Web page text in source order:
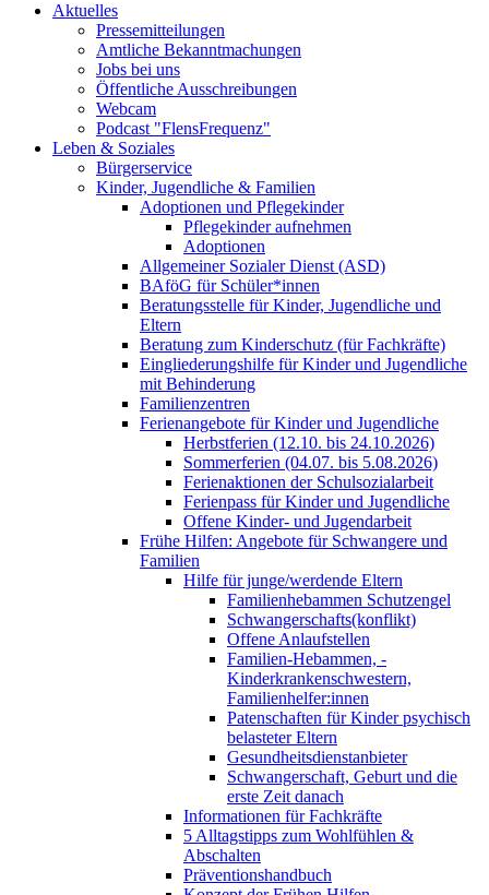
Aktuelles
Pressemitteilungen
Amtliche Bekanntmachungen
Jobs bei uns
Öffentliche Ausschreibungen
Webcam
Podcast "FlensFrequenz"
Leben & Soziales
Bürgerservice
Kinder, Jugendliche & Familien
Adoptionen und Pflegekinder
Pflegekinder aufnehmen
Adoptionen
Allgemeiner Sozialer Dienst (ASD)
BAföG für Schüler*innen
Beratungsstelle für Kinder, Jugendliche und
Eltern
Beratung zum Kinderschutz (für Fachkräfte)
Eingliederungshilfe für Kinder und Jugendliche
mit Behinderung
Familienzentren
Ferienangebote für Kinder und Jugendliche
Herbstferien (12.10. bis 24.10.2026)
Sommerferien (04.07. bis 5.08.2026)
Ferienaktionen der Schulsozialarbeit
Ferienpass für Kinder und Jugendliche
Offene Kinder- und Jugendarbeit
Frühe Hilfen: Angebote für Schwangere und
Familien
Hilfe für junge/werdende Eltern
Familienhebammen Schutzengel
Schwangerschafts(konflikt)
Offene Anlaufstellen
Familien-Hebammen, -
Kinderkrankenschwestern,
Familienhelfer:innen
Patenschaften für Kinder psychisch
belasteter Eltern
Gesundheitsdienstanbieter
Schwangerschaft, Geburt und die
erste Zeit danach
Informationen für Fachkräfte
5 Alltagstipps zum Wohlfühlen &
Abschalten
Präventionshandbuch